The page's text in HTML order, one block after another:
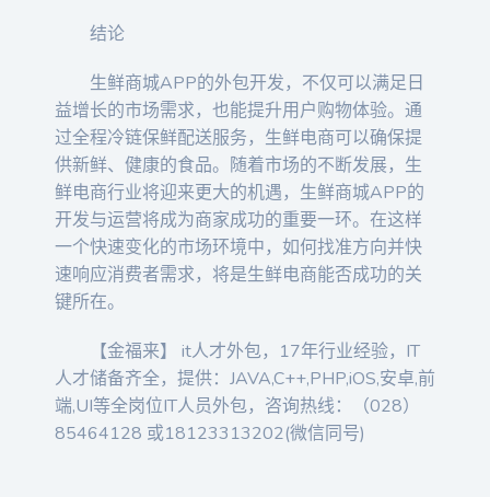
结论
生鲜商城APP的外包开发，不仅可以满足日
益增长的市场需求，也能提升用户购物体验。通
过全程冷链保鲜配送服务，生鲜电商可以确保提
供新鲜、健康的食品。随着市场的不断发展，生
鲜电商行业将迎来更大的机遇，生鲜商城APP的
开发与运营将成为商家成功的重要一环。在这样
一个快速变化的市场环境中，如何找准方向并快
速响应消费者需求，将是生鲜电商能否成功的关
键所在。
【金福来】 it人才外包，17年行业经验，IT
人才储备齐全，提供：JAVA,C++,PHP,iOS,安卓,前
端,UI等全岗位IT人员外包，咨询热线：（028）
85464128 或18123313202(微信同号)